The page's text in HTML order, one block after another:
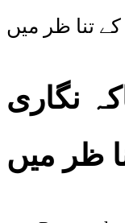
نگاری
ظر میں